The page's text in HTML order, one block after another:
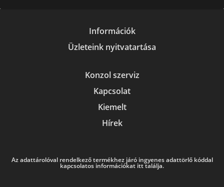
Információk
Üzleteink nyitvatartása
Konzol szerviz
Kapcsolat
Kiemelt
Hírek
Az adattárolóval rendelkező termékhez járó ingyenes adattörlő kóddal
kapcsolatos információkat itt találja.